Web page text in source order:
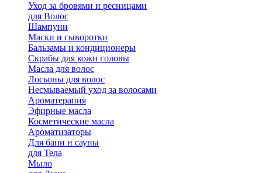
Уход за бровями и ресницами
для Волос
Шампуни
Маски и сыворотки
Бальзамы и кондиционеры
Скрабы для кожи головы
Масла для волос
Лосьоны для волос
Несмываемый уход за волосами
Ароматерапия
Эфирные масла
Косметические масла
Ароматизаторы
Для бани и сауны
для Тела
Мыло